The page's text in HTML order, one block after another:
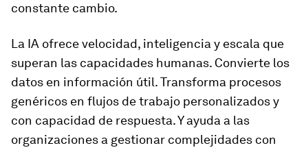
constante cambio.
La IA ofrece velocidad, inteligencia y escala que
superan las capacidades humanas. Convierte los
datos en información útil. Transforma procesos
genéricos en flujos de trabajo personalizados y
con capacidad de respuesta. Y ayuda a las
organizaciones a gestionar complejidades con